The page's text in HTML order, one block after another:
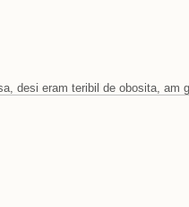
desi eram teribil de obosita,